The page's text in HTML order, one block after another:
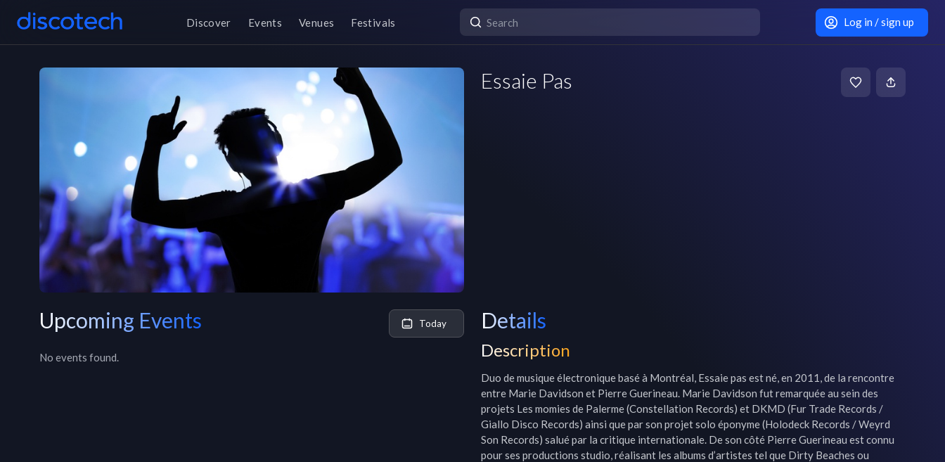
Discover Events Venues Festivals Log in / sign up
Essaie Pas
Upcoming Events Today
No events found.
Details
Description
Duo de musique électronique basé à Montréal, Essaie pas est né, en 2011, de la rencontre
entre Marie Davidson et Pierre Guerineau. Marie Davidson fut remarquée au sein des
projets Les momies de Palerme (Constellation Records) et DKMD (Fur Trade Records /
Giallo Disco Records) ainsi que par son projet solo éponyme (Holodeck Records / Weyrd
Son Records) salué par la critique internationale. De son côté Pierre Guerineau est connu
pour ses productions studio, réalisant les albums d’artistes tel que Dirty Beaches ou